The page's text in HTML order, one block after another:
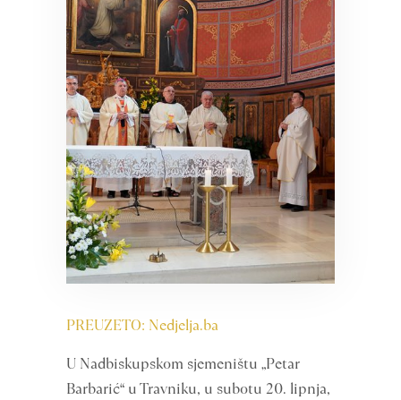
PREUZETO: Nedjelja.ba
U Nadbiskupskom sjemeništu „Petar
Barbarić“ u Travniku, u subotu 20. lipnja,